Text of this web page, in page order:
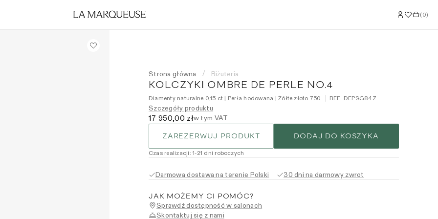
(0)
Strona główna / Biżuteria
KOLCZYKI OMBRE DE PERLE NO.4
Diamenty naturalne 0,15 ct | Perła hodowana | Żółte złoto 750 REF: DEPSG84Z
Szczegóły produktu
17 950,00 złw tym VAT
ZAREZERWUJ PRODUKT DODAJ DO KOSZYKA
Czas realizacji :1-21 dni roboczych
Darmowa dostawa na terenie Polski 30 dni na darmowy zwrot
JAK MOŻEMY CI POMÓC?
Sprawdź dostępność w salonach
Skontaktuj się z nami